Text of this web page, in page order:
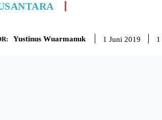
Yustinus Wuarmanuk 1 Juni 2019 1